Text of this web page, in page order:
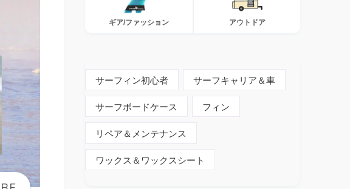
ギア/ファッション アウトドア
サーフィン初心者 サーフキャリア＆車
サーフボードケース フィン
リペア＆メンテナンス
ワックス＆ワックスシート